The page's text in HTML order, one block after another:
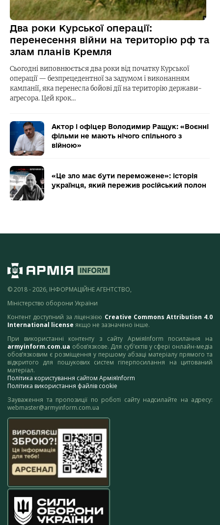
Два роки Курської операції:
перенесення війни на територію рф та
злам планів Кремля
Сьогодні виповнюється два роки від початку Курської
операції — безпрецедентної за задумом і виконанням
кампанії, яка перенесла бойові дії на територію держави-
агресора. Цей крок…
Актор і офіцер Володимир Ращук: «Воєнні
фільми не мають нічого спільного з
війною»
«Це зло має бути переможене»: історія
українця, який пережив російський полон
© 2018 - 2026, ІНФОРМАЦІЙНЕ АГЕНТСТВО,
Міністерство оборони України
Контент доступний за ліцензією Creative Commons Attribution 4.0
International license якщо не зазначено інше.
При використанні контенту з сайту АрміяInform посилання на
armyinform.com.ua обов’язкове. Для суб’єктів у сфері онлайн-медіа
обов’язковим є розміщення у першому абзаці матеріалу прямого та
відкритого для пошукових систем гіперпосилання на цитований
матеріал.
Політика користування сайтом АрміяInform
Політика використання файлів cookie
Зауваження та пропозиції по роботі сайту надсилайте на адресу:
webmaster@armyinform.com.ua